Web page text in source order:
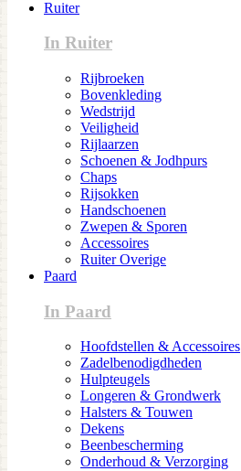
Ruiter
In Ruiter
Rijbroeken
Bovenkleding
Wedstrijd
Veiligheid
Rijlaarzen
Schoenen & Jodhpurs
Chaps
Rijsokken
Handschoenen
Zwepen & Sporen
Accessoires
Ruiter Overige
Paard
In Paard
Hoofdstellen & Accessoires
Zadelbenodigdheden
Hulpteugels
Longeren & Grondwerk
Halsters & Touwen
Dekens
Beenbescherming
Onderhoud & Verzorging